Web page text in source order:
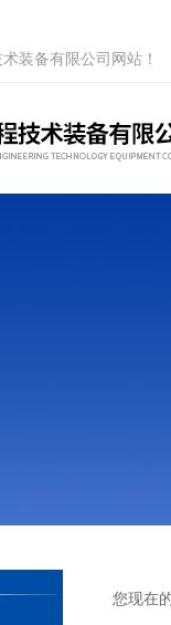
装备有限公司网站！
您现在